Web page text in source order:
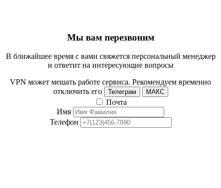
Мы вам перезвоним
В ближайшее время с вами свяжется персональный менеджер
и ответит на интересующие вопросы
VPN может мешать работе сервиса. Рекомендуем временно
отключить его
Телеграм МАКС
Почта
Имя
Телефон